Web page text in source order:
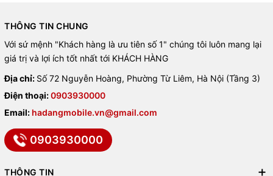
tốc độ xử lý, truy xuất dữ liệu nhanh gấp đôi.
So sánh hiệu năng:
OnePlus Ace 3V: Snapdragon 7+ Gen 3
OnePlus Ace 2V: Dimensity 9000
🔋Pin và Sạc: Sạc Nhanh và Pin
Lâu Dài
THÔNG TIN CHUNG
Với sứ mệnh "Khách hàng là ưu tiên số 1" chúng tôi luôn mang lại
giá trị và lợi ích tốt nhất tới KHÁCH HÀNG
Địa chỉ: Số 72 Nguyễn Hoàng, Phường Từ Liêm, Hà Nội (Tầng 3)
Điện thoại:0903930000
Email: hadangmobile.vn@gmail.com
0903930000
THÔNG TIN